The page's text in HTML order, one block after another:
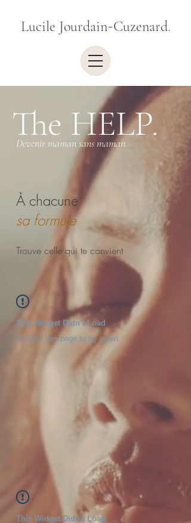
Lucile Jourdain-Cuzenard.
The HELP.
Devenir maman sans maman
This Widget Didn’t Load
Refresh this page to try again.
This Widget Didn’t Load
À chacune
sa formule
Trouve celle qui te convient